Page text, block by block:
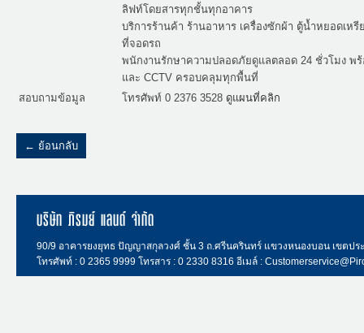
ลิฟท์โดยสารทุกชั้นทุกอาคาร
บริการร้านค้า ร้านอาหาร เครื่องซักผ้า ตู้น้ำหยอดเหรี
ที่จอดรถ
พนักงานรักษาความปลอดภัยดูแลตลอด 24 ชั่วโมง พ
และ CCTV ครอบคลุมทุกพื้นที่
สอบถามข้อมูล
โทรศัพท์ 0 2376 3528 ดูแผนที่คลิก
← ย้อนกลับ
บริษัท ภิรมย์ แลนด์ จำกัด
90/9 อาคารยงยุทธ ปัญญาสกุลวงศ์ ชั้น 3 ถ.ศรีนครินทร์ แขวงหนองบอน เขตปร
โทรศัพท์ : 0 2365 9999 โทรสาร : 0 2330 8316 อีเมล์ :